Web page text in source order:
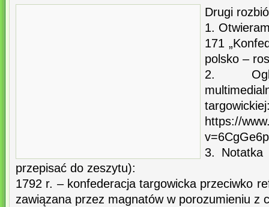
Drugi
1.
171
polsko –
2.
https://
3. Notatka
przepisać do zeszytu):
1792 r. – konfederacja targowicka przeciwko
zawiązana przez magnatów w porozumieniu z